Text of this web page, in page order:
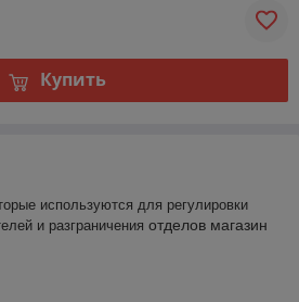
Купить
используются для регулировки
и разграничения отделов магазин